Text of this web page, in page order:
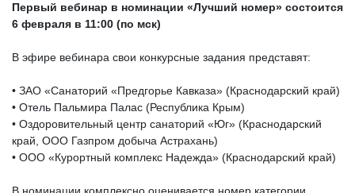
Первый вебинар в номинации «Лучший номер» состоится
6 февраля в 11:00 (по мск)
В эфире вебинара свои конкурсные задания представят:
• ЗАО «Санаторий «Предгорье Кавказа» (Краснодарский край)
• Отель Пальмира Палас (Республика Крым)
• Оздоровительный центр санаторий «Юг» (Краснодарский
край, ООО Газпром добыча Астрахань)
• ООО «Курортный комплекс Надежда» (Краснодарский край)